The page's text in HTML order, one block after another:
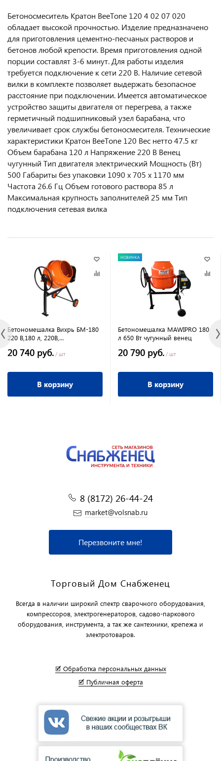
Бетоносмеситель Кратон BeeTone 120 4 02 07 020
обладает высокой прочностью. Изделие предназначено
для приготовления цементно-песчаных растворов и
бетонов любой крепости. Время приготовления одной
порции составлят 3-6 минут. Для работы изделия
требуется подключение к сети 220 В. Наличие сетевой
вилки в комплекте позволяет выдержать безопасное
расстояние при подключении. Имеется автоматическое
устройство защиты двигателя от перегрева, а также
герметичный подшипниковый узел барабана, что
увеличивает срок службы бетоносмесителя. Технические
характеристики Кратон BeeTone 120 Вес нетто 47.5 кг
Объем барабана 120 л Напряжение 220 В Венец
чугунный Тип двигателя электрический Мощность (Вт)
500 Габариты без упаковки 1090 х 705 х 1170 мм
Частота 26.6 Гц Объем готового раствора 85 л
Максимальная крупность заполнителей 25 мм Тип
подключения сетевая вилка
Бетономешалка Вихрь БМ-180
220 В,180 л, 220В,
20 740 руб. / шт
В корзину
НОВИНКА
Бетономешалка MAWIPRO 180
л 650 Вт чугунный венец
20 790 руб. / шт
В корзину
8 (8172) 26-44-24
market@volsnab.ru
Перезвоните мне!
Торговый Дом Снабженец
Всегда в наличии широкий спектр сварочного оборудования,
компрессоров, электрогенераторов, садово-паркового
оборудования, инструмента, а так же сантехники, крепежа и
электротоваров.
🗹 Обработка персональных данных
🗹 Публичная оферта